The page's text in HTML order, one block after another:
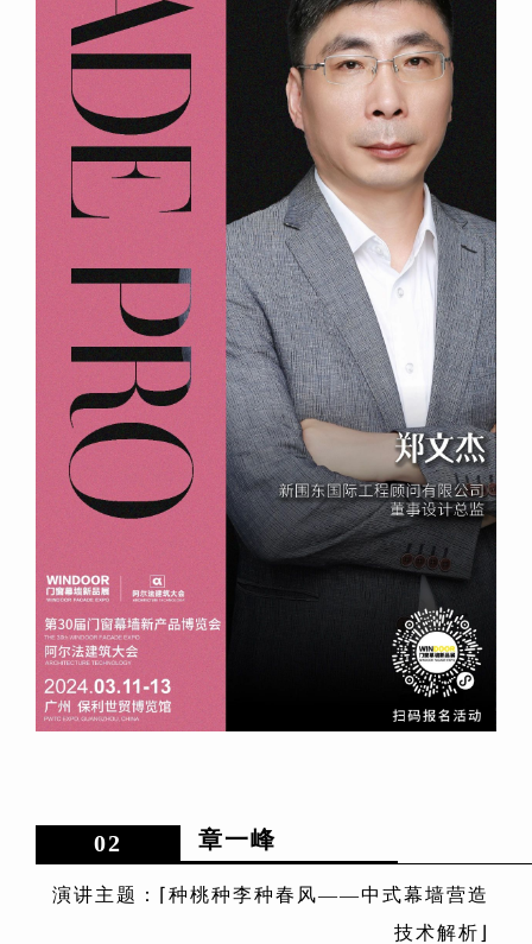
02 章一峰
演讲主题：⌈种桃种李种春风——中式幕墙营造
技术解析⌋